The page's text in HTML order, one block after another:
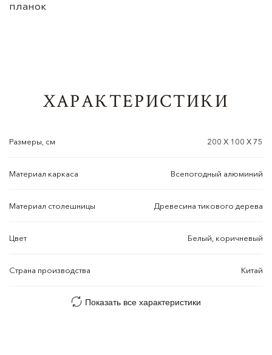
планок
ХАРАКТЕРИСТИКИ
Размеры, см 200 X 100 X 75
Материал каркаса Всепогодный алюминий
Материал столешницы Древесина тикового дерева
Цвет Белый, коричневый
Страна производства Китай
Показать все характеристики